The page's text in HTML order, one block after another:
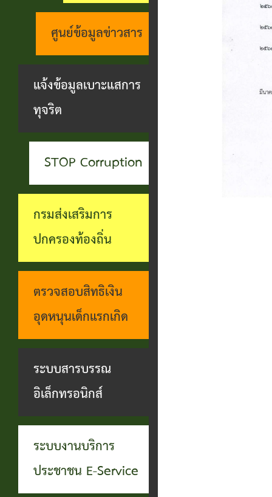
ทุกข์
ตรวจ
สอบ
ชื่อ
เงิน
บัญชี
เบี้ย
ยังชีพ
ระบบงาน
บริการ
ประชาชน
Service)
ช่าง
กอง
สาธารณสุข
และสิ่ง
แวดล้อม
กอง
การ
ศึกษา
รบ.อำนวย
ความ
สะดวกฯ
บุคคล
ที่น่า
ยกย่อง
การ
การตาม
การ
บริหาร
งาน
บุคคล
บุคคล
ช่อง
ทางการ
รับฟัง
ความ
คิดเห็น
แจ้ง
ข้อมูล
เบาะแส
การ
ทุจริต
ศูนย์ข้อมูลข่าวสาร
แจ้งข้อมูลเบาะแสการ
ทุจริต
STOP Corruption
กรมส่งเสริมการ
ปกครองท้องถิ่น
ตรวจสอบสิทธิเงิน
อุดหนุนเด็กแรกเกิด
ระบบสารบรรณ
อิเล็กทรอนิกส์
ระบบงานบริการ
ประชาชน E-Service